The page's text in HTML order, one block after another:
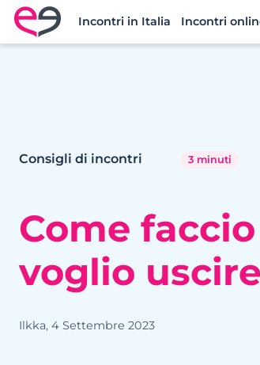
Meetic Italia
Incontri in Italia Incontri
Consigli di incontri 3 minuti
Come
voglio
Ilkka, 4 Settembre 2023